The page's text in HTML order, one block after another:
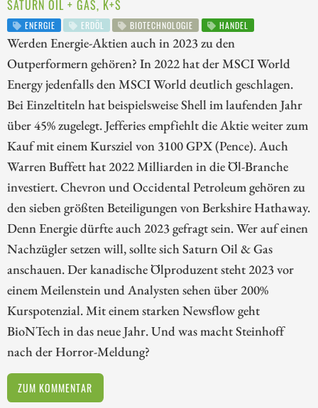
SATURN OIL + GAS, K+S
ENERGIE ERDÖL BIOTECHNOLOGIE HANDEL
Werden Energie-Aktien auch in 2023 zu den
Outperformern gehören? In 2022 hat der MSCI World
Energy jedenfalls den MSCI World deutlich geschlagen.
Bei Einzeltiteln hat beispielsweise Shell im laufenden Jahr
über 45% zugelegt. Jefferies empfiehlt die Aktie weiter zum
Kauf mit einem Kursziel von 3100 GPX (Pence). Auch
Warren Buffett hat 2022 Milliarden in die Öl-Branche
investiert. Chevron und Occidental Petroleum gehören zu
den sieben größten Beteiligungen von Berkshire Hathaway.
Denn Energie dürfte auch 2023 gefragt sein. Wer auf einen
Nachzügler setzen will, sollte sich Saturn Oil & Gas
anschauen. Der kanadische Ölproduzent steht 2023 vor
einem Meilenstein und Analysten sehen über 200%
Kurspotenzial. Mit einem starken Newsflow geht
BioNTech in das neue Jahr. Und was macht Steinhoff
nach der Horror-Meldung?
ZUM KOMMENTAR